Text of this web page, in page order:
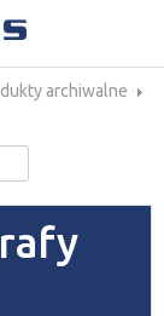
archiwalne